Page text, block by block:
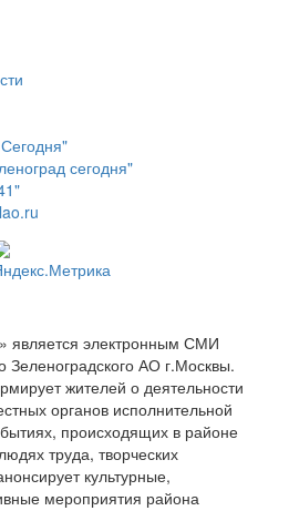
сегодня"
является электронным СМИ
АО г.Москвы.
жителей о деятельности
органов исполнительной
происходящих в районе
труда, творческих
культурные,
мероприятия района